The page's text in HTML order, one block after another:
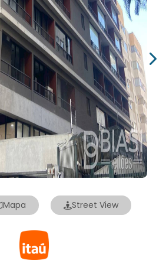
Mapa Street View